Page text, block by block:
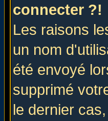
connecter ?!
Les raisons
un nom
été envoyé
supprimé
le dernier